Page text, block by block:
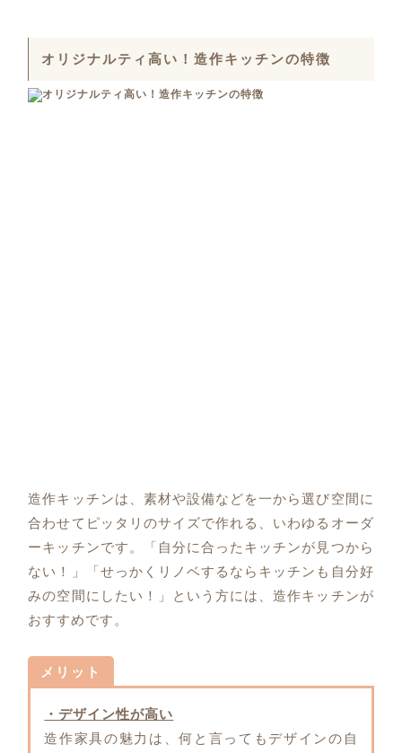
オリジナルティ高い！造作キッチンの特徴
造作キッチンは、素材や設備などを一から選び空間に
合わせてピッタリのサイズで作れる、いわゆるオーダ
ーキッチンです。「自分に合ったキッチンが見つから
ない！」「せっかくリノベするならキッチンも自分好
みの空間にしたい！」という方には、造作キッチンが
おすすめです。
メリット
・デザイン性が高い
造作家具の魅力は、何と言ってもデザインの自